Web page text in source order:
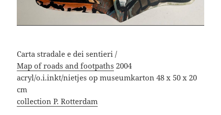
Carta stradale e dei sentieri /
Map of roads and footpaths 2004
acryl/o.i.inkt/nietjes op museumkarton 48 x 50 x 20
cm
collection P. Rotterdam